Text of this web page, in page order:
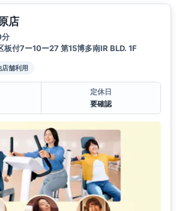
店
分
板付7ー10ー27 第15博多南IR BLD. 1F
店舗利用
定休日
要確認